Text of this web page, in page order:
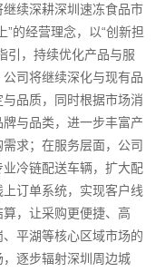
续深耕深圳速冻食品市
的经营理念，以“创新担
引，持续优化产品与服
司将继续深化与现有品
品质，同时根据市场消
与品类，进一步丰富产
求；在服务层面，公司
冷链配送车辆，扩大配
订单系统，实现客户线
算，让采购更便捷、高
平湖等核心区域市场的
逐步辐射深圳周边城